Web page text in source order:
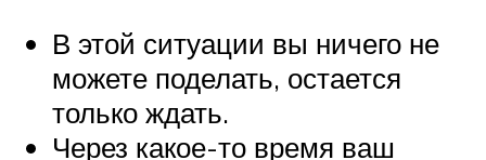
В этой ситуации вы ничего не
можете поделать, остается
только ждать.
Через какое-то время ваш